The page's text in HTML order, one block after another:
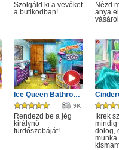
Szolgáld ki a vevőket
a butikodban!
Nézd
anya
Ice Queen Bathroom Deco
9K
Rendezd be a jég
királynő
fürdőszobáját!
Ikrek
mindig
dolog,
munka